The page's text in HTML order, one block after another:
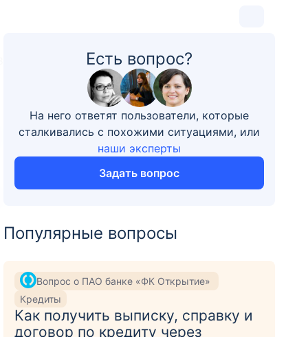
Есть вопрос?
На него ответят пользователи, которые
сталкивались с похожими ситуациями, или
наши эксперты
Задать вопрос
Популярные вопросы
Вопрос о ПАО банке «ФК Открытие»
Кредиты
Как получить выписку, справку и
договор по кредиту через